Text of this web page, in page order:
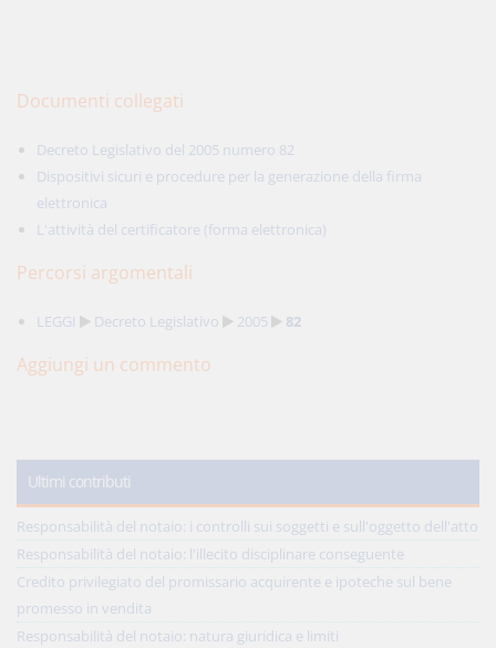
Documenti collegati
Decreto Legislativo del 2005 numero 82
Dispositivi sicuri e procedure per la generazione della firma
elettronica
L'attività del certificatore (forma elettronica)
Percorsi argomentali
LEGGI Decreto Legislativo 2005 82
Aggiungi un commento
Ultimi contributi
Responsabilità del notaio: i controlli sui soggetti e sull'oggetto dell'atto
Responsabilità del notaio: l'illecito disciplinare conseguente
Credito privilegiato del promissario acquirente e ipoteche sul bene
promesso in vendita
Responsabilità del notaio: natura giuridica e limiti